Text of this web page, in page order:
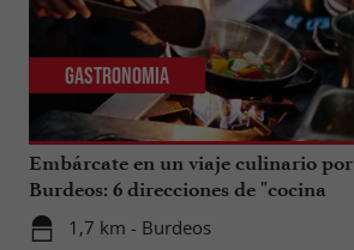
Embárcate en un viaje culinario por
Burdeos: 6 direcciones de "cocina
internacional"
1,7 km - Burdeos
Gastronomia